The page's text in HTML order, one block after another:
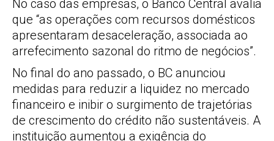
No caso das empresas, o Banco Central avalia
que “as operações com recursos domésticos
apresentaram desaceleração, associada ao
arrefecimento sazonal do ritmo de negócios”.
No final do ano passado, o BC anunciou
medidas para reduzir a liquidez no mercado
financeiro e inibir o surgimento de trajetórias
de crescimento do crédito não sustentáveis. A
instituição aumentou a exigência do